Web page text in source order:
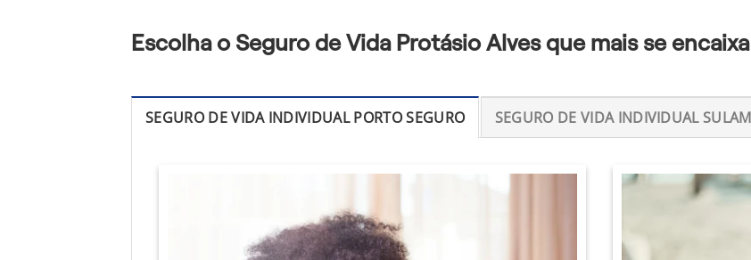
Escolha o Seguro de Vida Protásio Alves que mais se
SEGURO DE VIDA INDIVIDUAL PORTO SEGURO SEGURO DE VIDA INDIVIDUAL